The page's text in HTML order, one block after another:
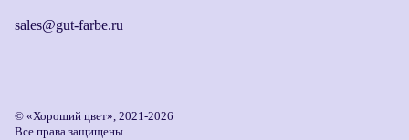
sales@gut-farbe.ru
© «Хороший цвет», 2021-2026
Все права защищены.